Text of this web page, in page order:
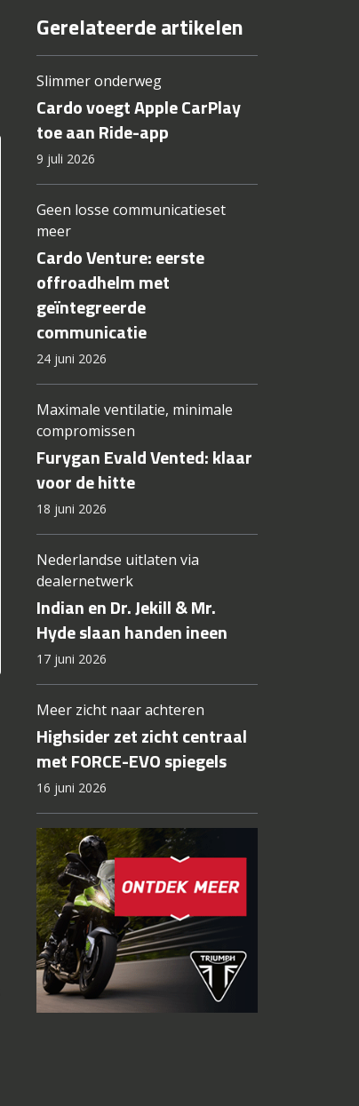
Gerelateerde artikelen
Slimmer onderweg
Cardo voegt Apple CarPlay
toe aan Ride-app
9 juli 2026
Geen losse communicatieset
meer
Cardo Venture: eerste
offroadhelm met
geïntegreerde
communicatie
24 juni 2026
Maximale ventilatie, minimale
compromissen
Furygan Evald Vented: klaar
voor de hitte
18 juni 2026
Nederlandse uitlaten via
dealernetwerk
Indian en Dr. Jekill & Mr.
Hyde slaan handen ineen
17 juni 2026
Meer zicht naar achteren
Highsider zet zicht centraal
met FORCE-EVO spiegels
16 juni 2026